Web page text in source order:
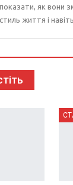
показати, як вони
стиль життя і